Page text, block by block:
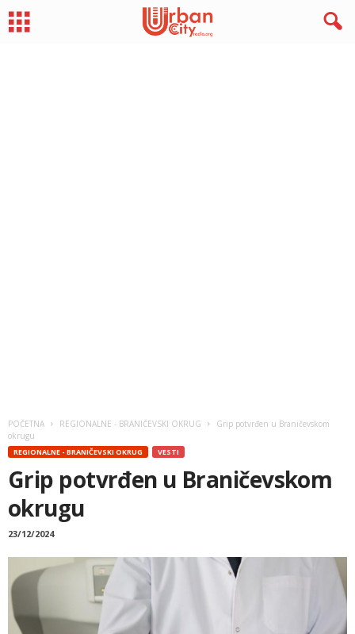
POČETNA REGIONALNE - BRANIČEVSKI OKRUG
Grip potvrđen u Braničevskom
okrugu
REGIONALNE - BRANIČEVSKI OKRUG VESTI
Grip potvrđen u Braničevskom
okrugu
23/12/2024